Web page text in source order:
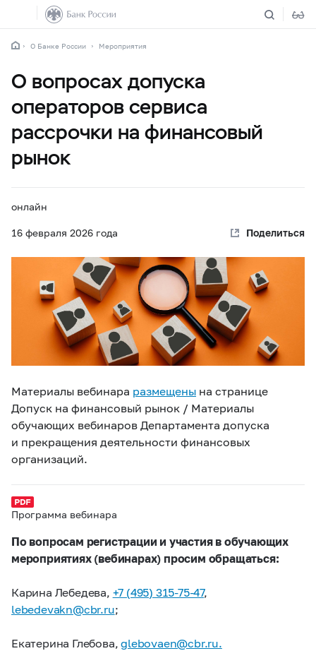
О Банке России Мероприятия
О вопросах допуска
операторов сервиса
рассрочки на финансовый
рынок
16 февраля 2026 года
онлайн
Поделиться
Материалы вебинара размещены на странице
Допуск на финансовый рынок / Материалы
обучающих вебинаров Департамента допуска
и прекращения деятельности финансовых
организаций.
Программа вебинара
По вопросам регистрации и участия в обучающих
мероприятиях (вебинарах) просим обращаться:
Карина Лебедева, +7 (495) 315-75-47,
lebedevakn@cbr.ru;
Екатерина Глебова,glebovaen@cbr.ru.